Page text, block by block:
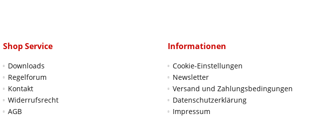
Shop Service
Downloads
Regelforum
Kontakt
Widerrufsrecht
AGB
Informationen
Cookie-Einstellungen
Newsletter
Versand und Zahlungsbedingungen
Datenschutzerklärung
Impressum